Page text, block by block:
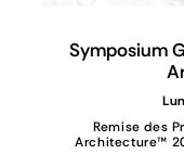
Symposium
Remise des
Architecture™